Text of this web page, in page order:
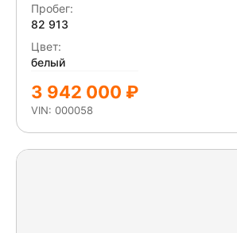
Пробег:
82 913
Цвет:
белый
3 942 000 ₽
VIN: 000058